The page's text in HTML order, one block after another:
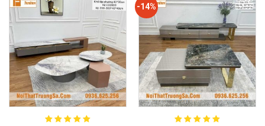
-14%